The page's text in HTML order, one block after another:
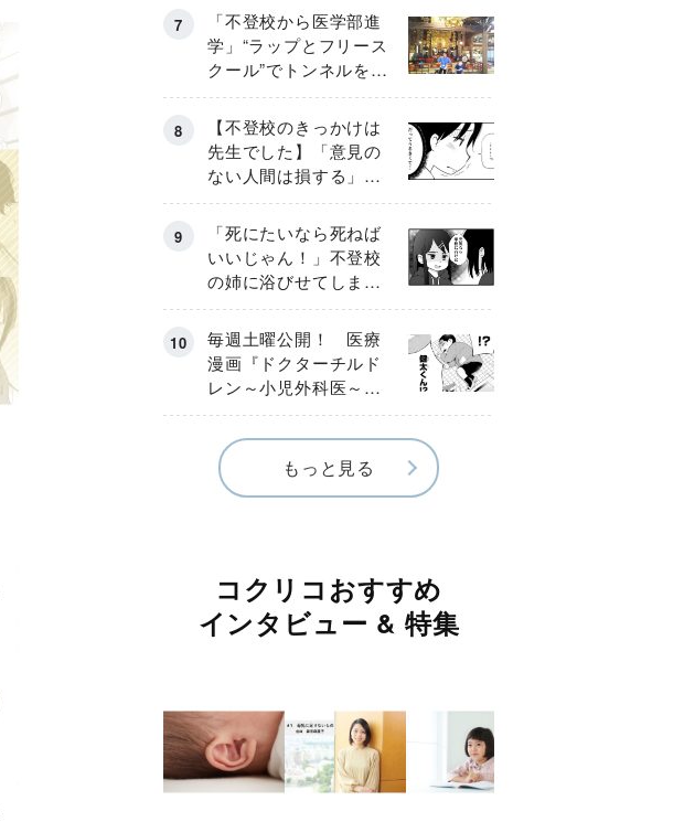
「不登校から医学部進
学」“ラップとフリース
クール”でトンネルを脱
して高校受験へ〔元野
球少年の実話〕
【不登校のきっかけは
先生でした】「意見の
ない人間は損する」担
任の一言が苦しみに…
《第１話》
「死にたいなら死ねば
いいじゃん！」不登校
の姉に浴びせてしまっ
た言葉【番外編・後
編】
毎週土曜公開！ 医療
漫画『ドクターチルド
レン～小児外科医～』
【Episode.４】
もっと見る
コクリコおすすめ
インタビュー & 特集